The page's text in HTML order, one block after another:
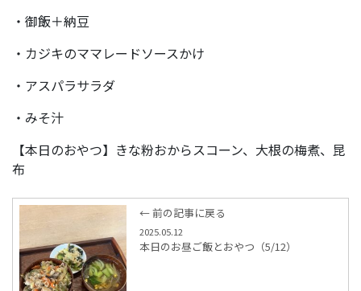
・御飯＋納豆
・カジキのママレードソースかけ
・アスパラサラダ
・みそ汁
【本日のおやつ】きな粉おからスコーン、大根の梅煮、昆
布
← 前の記事に戻る
2025.05.12
本日のお昼ご飯とおやつ（5/12）